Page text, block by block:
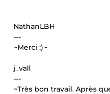
NathanLBH
---
~Merci :)~
j_vall
---
~Très bon travail. Après